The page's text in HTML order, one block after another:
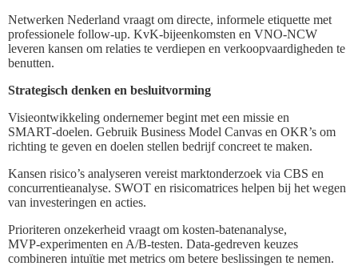
Netwerken Nederland vraagt om directe, informele etiquette met
professionele follow‑up. KvK‑bijeenkomsten en VNO‑NCW
leveren kansen om relaties te verdiepen en verkoopvaardigheden te
benutten.
Strategisch denken en besluitvorming
Visieontwikkeling ondernemer begint met een missie en
SMART‑doelen. Gebruik Business Model Canvas en OKR’s om
richting te geven en doelen stellen bedrijf concreet te maken.
Kansen risico’s analyseren vereist marktonderzoek via CBS en
concurrentieanalyse. SWOT en risicomatrices helpen bij het wegen
van investeringen en acties.
Prioriteren onzekerheid vraagt om kosten‑batenanalyse,
MVP‑experimenten en A/B‑testen. Data‑gedreven keuzes
combineren intuïtie met metrics om betere beslissingen te nemen.